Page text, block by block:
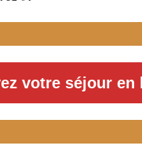
votre séjour en